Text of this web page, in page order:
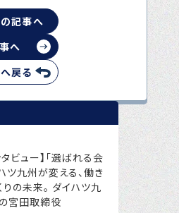
記事へ
戻る
へ
ビュー】「選ばれる会
ツ九州が変える、働き
の未来。 ダイハツ九
宮田取締役